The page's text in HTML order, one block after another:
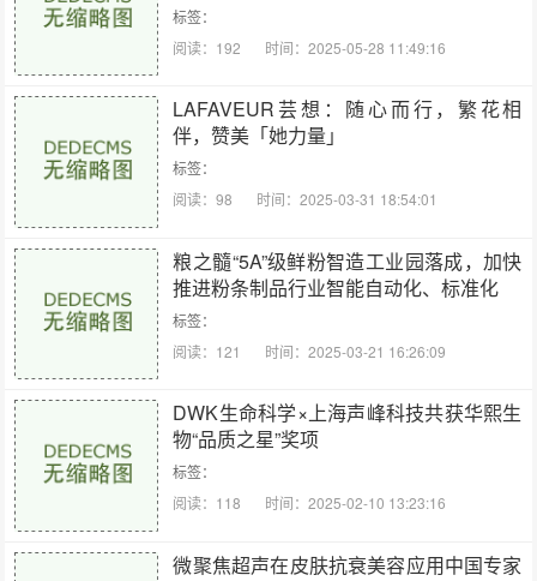
标签：
阅读：192
时间：2025-05-28 11:49:16
LAFAVEUR芸想：随心而行，繁花相
伴，赞美「她力量」
标签：
阅读：98
时间：2025-03-31 18:54:01
粮之髓“5A”级鲜粉智造工业园落成，加快
推进粉条制品行业智能自动化、标准化
标签：
阅读：121
时间：2025-03-21 16:26:09
DWK生命科学×上海声峰科技共获华熙生
物“品质之星”奖项
标签：
阅读：118
时间：2025-02-10 13:23:16
微聚焦超声在皮肤抗衰美容应用中国专家